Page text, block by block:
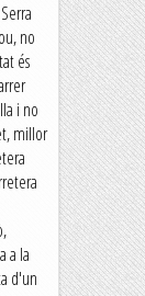
no
és
i no
millor
a la
d'un